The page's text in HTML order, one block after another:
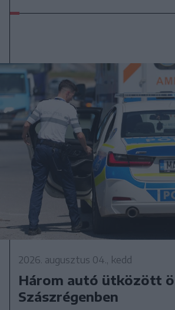
2026. augusztus 04., kedd
Három autó ütközött
Szászrégenben